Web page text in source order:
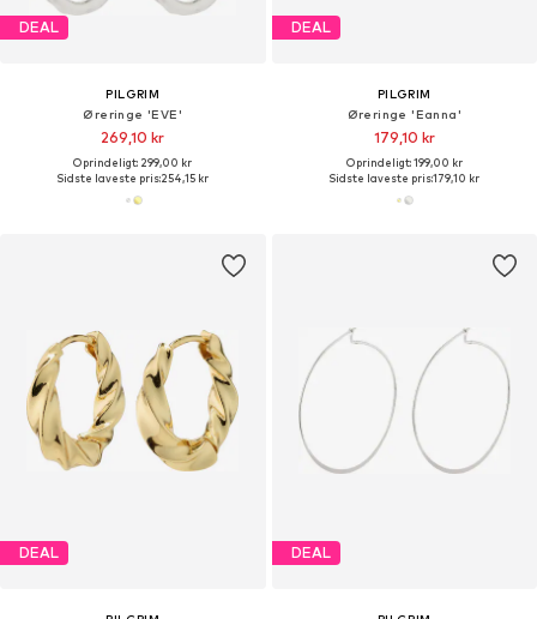
DEAL
PILGRIM
Øreringe 'EVE'
269,10 kr
Oprindeligt: 299,00 kr
Sidste laveste pris:254,15 kr
DEAL
PILGRIM
Øreringe 'Eanna'
179,10 kr
Oprindeligt: 199,00 kr
Sidste laveste pris:179,10 kr
DEAL DEAL